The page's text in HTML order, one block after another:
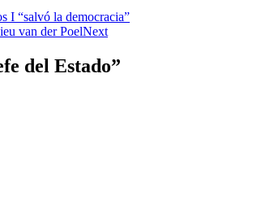
I “salvó la democracia”
van der PoelNext
del Estado”